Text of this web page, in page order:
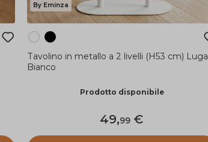
By Eminza
Tavolino in metallo a 2 livelli (H53 cm) Luga
Bianco
Prodotto disponibile
49,99